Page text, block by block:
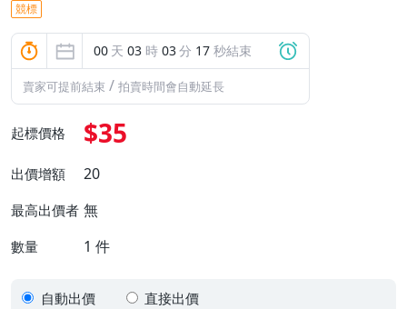
競標
00 天 03 時 03分 17 秒結束
賣家可提前結束 / 拍賣時間會自動延長
起標價格 $35
出價增額 20
最高出價者 無
數量 1 件
自動出價 直接出價